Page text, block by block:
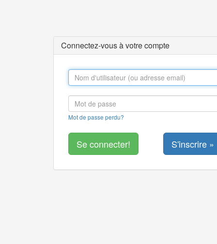
Connectez-vous à votre compte
Mot de passe perdu?
S'inscrire »